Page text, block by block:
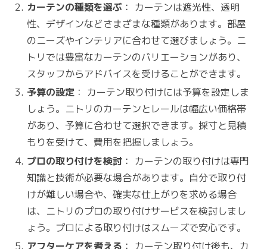
カーテンの種類を選ぶ ： カーテンは遮光性、透明
性、デザインなどさまざまな種類があります。部屋
のニーズやインテリアに合わせて選びましょう。ニ
トリでは豊富なカーテンのバリエーションがあり、
スタッフからアドバイスを受けることができます。
予算の設定 ： カーテン取り付けには予算を設定しま
しょう。ニトリのカーテンとレールは幅広い価格帯
があり、予算に合わせて選択できます。採寸と見積
もりを受けて、費用を把握しましょう。
プロの取り付けを検討 ： カーテンの取り付けは専門
知識と技術が必要な場合があります。自分で取り付
けが難しい場合や、確実な仕上がりを求める場合
は、ニトリのプロの取り付けサービスを検討しまし
ょう。プロによる取り付けはスムーズで安心です。
アフターケアを考える ： カーテン取り付け後も、カ